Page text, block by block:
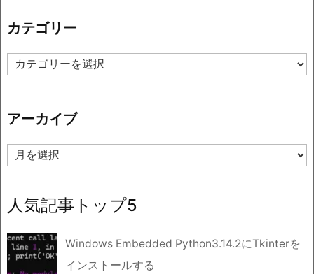
カテゴリー
カ
テ
ー
アーカイブ
ア
ー
イ
ブ
人気記事トップ5
Windows Embedded Python3.14.2にTkinterを
インストールする